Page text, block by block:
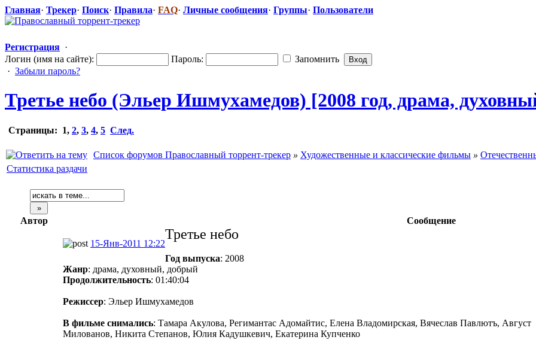
Главная· Трекер· Поиск· Правила· FAQ· Личные сообщения· Группы· Пользователи
Регистрация ·
Логин (имя на сайте):
Пароль:
Запомнить
· Забыли пароль?
Третье небо (Эльер Ишмухамедов) [2008 год, драма,
Страницы: 1, 2, 3, 4, 5 След.
Список форумов Православный торрент-трекер » Художественные и классические фильмы »
Статистика раздачи
Автор Сообщение
15-Янв-2011 12:22
Третье небо
Год выпуска: 2008
Жанр: драма, духовный, добрый
Продолжительность: 01:40:04
Режиссер: Эльер Ишмухамедов
В фильме снимались: Тамара Акулова, Регимантас Адомайтис, Елена Владомирская, Вячеслав Павлютъ, Август
Милованов, Никита Степанов, Юлия Кадушкевич, Екатерина Купченко